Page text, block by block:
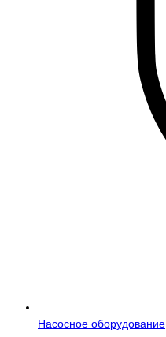
Насосное оборудование